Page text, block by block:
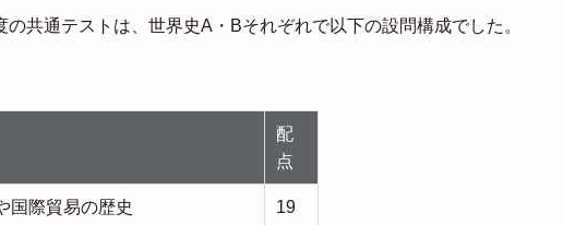
の共通テストは、世界史A・Bそれぞれで以下の設問構成でした。
配
点
国際貿易の歴史 19